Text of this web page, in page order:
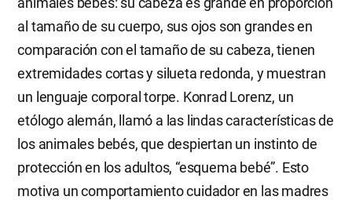
al tamaño de su cuerpo, sus ojos son grandes en
comparación con el tamaño de su cabeza, tienen
extremidades cortas y silueta redonda, y muestran
un lenguaje corporal torpe. Konrad Lorenz, un
etólogo alemán, llamó a las lindas características de
los animales bebés, que despiertan un instinto de
protección en los adultos, “esquema bebé”. Esto
motiva un comportamiento cuidador en las madres